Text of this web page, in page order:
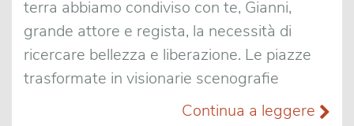
terra abbiamo condiviso con te, Gianni,
grande attore e regista, la necessità di
ricercare bellezza e liberazione. Le piazze
trasformate in visionarie scenografie
Continua a leggere